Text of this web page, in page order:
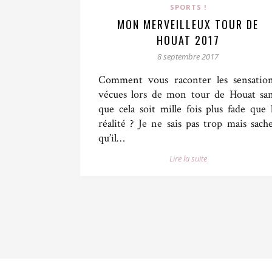
SPORTS !
MON MERVEILLEUX TOUR DE
HOUAT 2017
8 septembre 2017
Comment vous raconter les
vécues lors de mon tour de Houat
que cela soit mille fois plus fade que
réalité ? Je ne sais pas trop mais
qu’il…
Lire la suite